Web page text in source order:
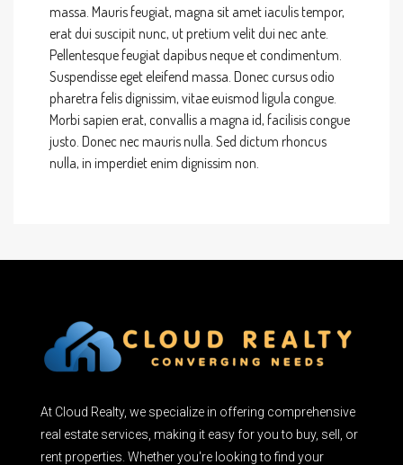
massa. Mauris feugiat, magna sit amet iaculis tempor,
erat dui suscipit nunc, ut pretium velit dui nec ante.
Pellentesque feugiat dapibus neque et condimentum.
Suspendisse eget eleifend massa. Donec cursus odio
pharetra felis dignissim, vitae euismod ligula congue.
Morbi sapien erat, convallis a magna id, facilisis congue
justo. Donec nec mauris nulla. Sed dictum rhoncus
nulla, in imperdiet enim dignissim non.
At Cloud Realty, we specialize in offering comprehensive
real estate services, making it easy for you to buy, sell, or
rent properties. Whether you're looking to find your